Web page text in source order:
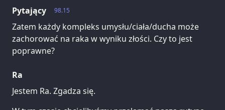
98.15
Pytający
Zatem każdy kompleks umysłu/ciała/ducha może
zachorować na raka w wyniku złości. Czy to jest
poprawne?
Ra
Jestem Ra. Zgadza się.